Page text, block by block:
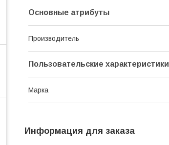
Основные атрибуты
Производитель
Пользовательские характеристики
Марка
Информация для заказа